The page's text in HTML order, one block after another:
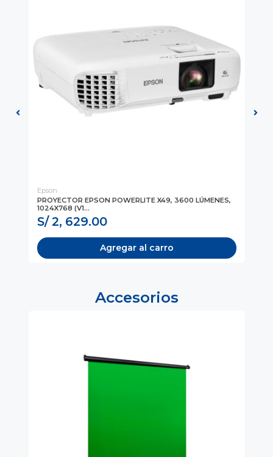
Epson
PROYECTOR EPSON POWERLITE X49, 3600 LÚMENES,
1024X768 (V1...
S/ 2, 629.00
Agregar al carro
Accesorios